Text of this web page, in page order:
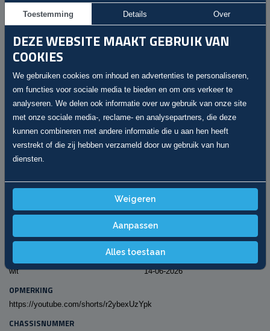
Handig
SPECIFICATIES
KILOMETERSTAND
322.198 km
BRANDSTOF
Diesel
TRANSMISSIE
Handgeschakeld
BOUWJAAR
2015
VERMOGEN (PK)
CARROSSERIE KENTEKEN
2198
VERMOGEN (KW)
74
wit
APK
14-06-2026
OPMERKING
https://youtube.com/shorts/r2ybexUzYpk
CHASSISNUMMER
Toestemming Details Over
DEZE WEBSITE MAAKT GEBRUIK VAN
COOKIES
We gebruiken cookies om inhoud en advertenties te personaliseren,
om functies voor sociale media te bieden en om ons verkeer te
analyseren. We delen ook informatie over uw gebruik van onze site
met onze sociale media-, reclame- en analysepartners, die deze
kunnen combineren met andere informatie die u aan hen heeft
verstrekt of die zij hebben verzameld door uw gebruik van hun
diensten.
Weigeren
Aanpassen
Alles toestaan